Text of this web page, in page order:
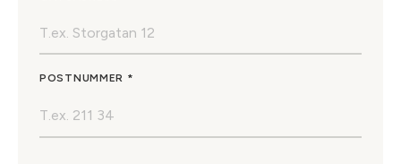
POSTNUMMER *